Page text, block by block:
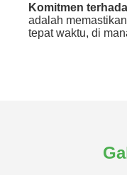
Komitmen
adalah
tepat waktu, di